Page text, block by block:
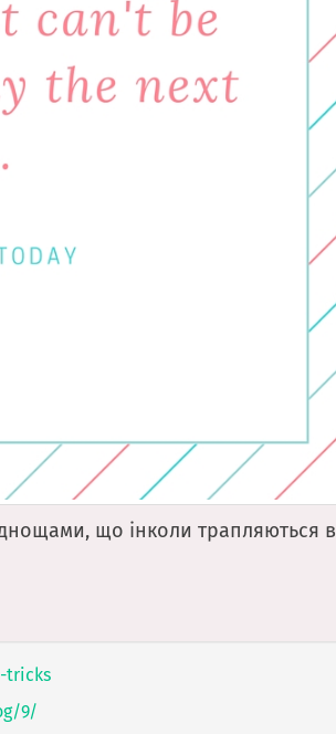
що інколи трапляються в
tricks
9/